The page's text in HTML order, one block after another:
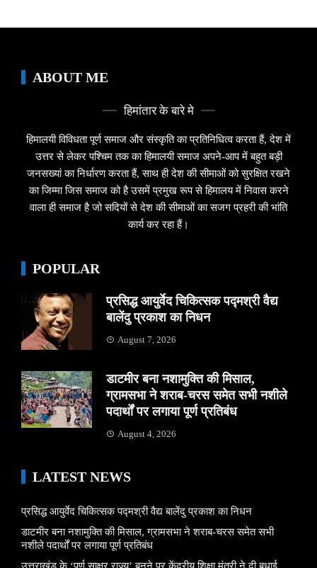
ABOUT ME
हिमांतार के बारे मे
हिमालयी विविधता पूर्ण समाज और संस्कृति का प्रतिनिधित्व करता हैं, देश में
उत्तर से लेकर पश्चिम तक का हिमालयी समाज अपने-आप में बहुत बड़ी
जनसख्यां का निर्धारण करता हैं, साथ ही देश की सीमाओं को सुरक्षित रखने
का जिम्मा जिस समाज को है उसमें प्रमुख रूप से हिमालय में निवास करने
वाला ही समाज है जो सदियों से देश की सीमाओं का सजग प्रहरी की भांति
कार्य कर रहा हैं।
POPULAR
प्रसिद्ध आयुर्वेद चिकित्सक पद्मश्री वैद्य
बालेंदु प्रकाश का निधन
August 7, 2026
डाटमीर बना नशामुक्ति की मिसाल,
ग्रामसभा ने शराब-चरस समेत सभी नशीले
पदार्थों पर लगाया पूर्ण प्रतिबंध
August 4, 2026
LATEST NEWS
प्रसिद्ध आयुर्वेद चिकित्सक पद्मश्री वैद्य बालेंदु प्रकाश का निधन
डाटमीर बना नशामुक्ति की मिसाल, ग्रामसभा ने शराब-चरस समेत सभी
नशीले पदार्थों पर लगाया पूर्ण प्रतिबंध
उत्तराखंड के ‘पूर्ण साक्षर राज्य’ बनने पर केंद्रीय शिक्षा मंत्री ने दी बधाई